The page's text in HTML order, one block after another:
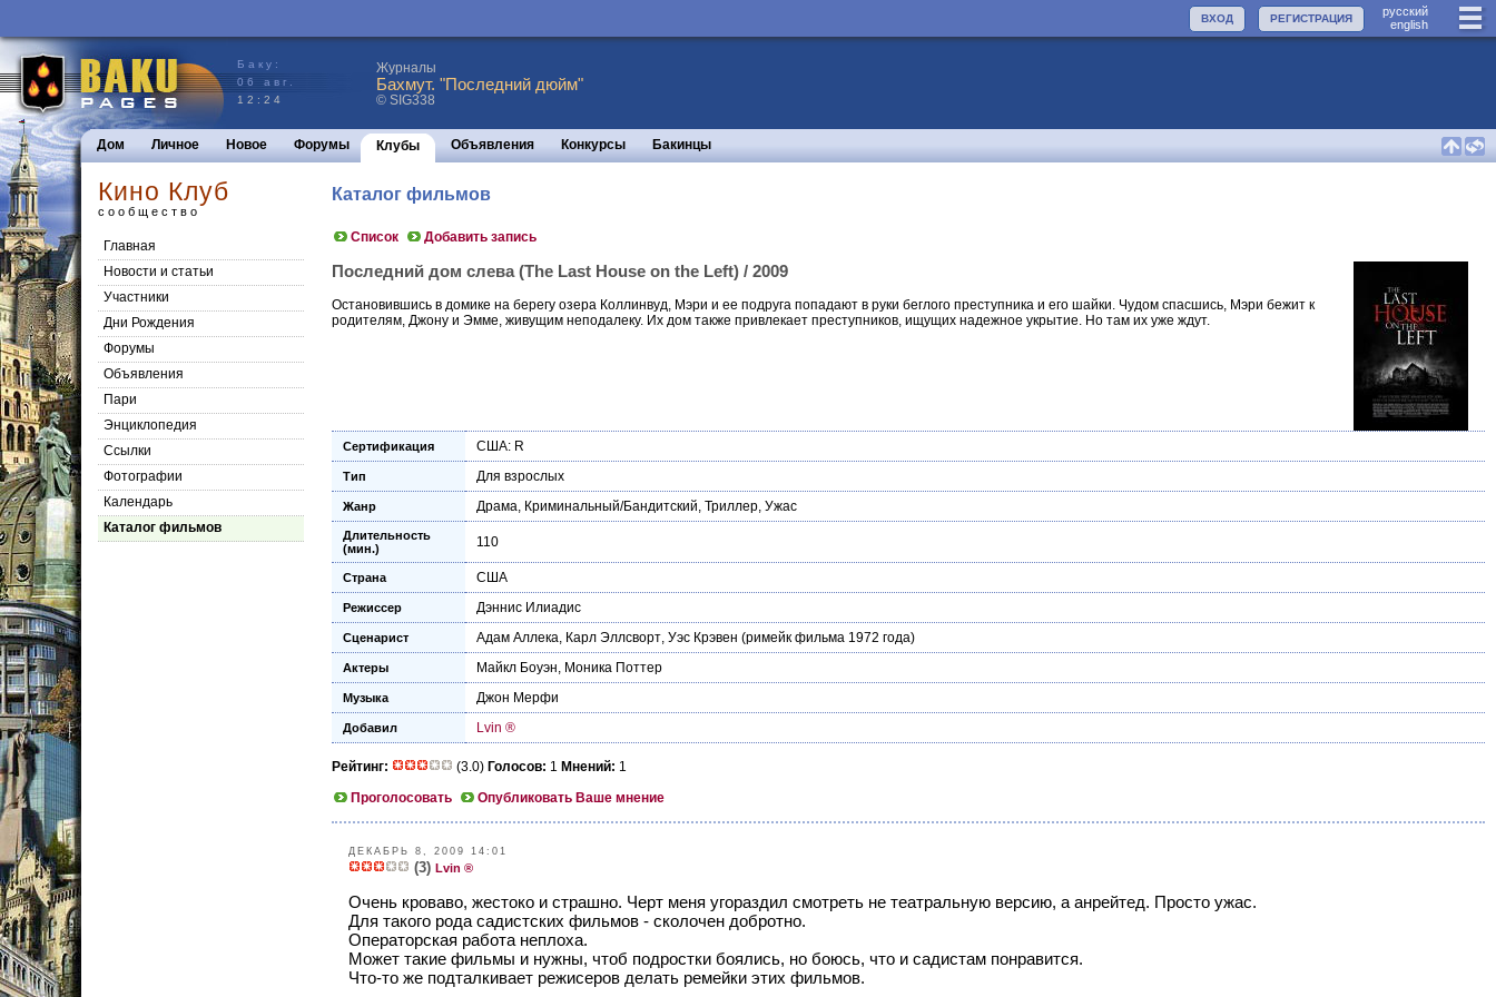
руccкий
english
РЕГИСТРАЦИЯ
ВХОД
Баку:
06 авг.
12:24
Журналы
Бахмут. "Последний дюйм"
© SIG338
Дом Личное Новое Форумы Клубы Объявления Конкурсы Бакинцы
Кино Клуб
сообщество
Главная
Новости и статьи
Участники
Дни Рождения
Форумы
Объявления
Пари
Энциклопедия
Cсылки
Фотографии
Календарь
Каталог фильмов
Каталог фильмов
Список Добавить запись
Последний дом слева (The Last House on the Left) / 2009
Остановившись в домике на берегу озера Коллинвуд, Мэри и ее подруга попадают в руки беглого преступника и его шайки. Чудом спасшись, Мэри бежит к
родителям, Джону и Эмме, живущим неподалеку. Их дом также привлекает преступников, ищущих надежное укрытие. Но там их уже ждут.
Сертификация США: R
Тип Для взрослых
Жанр Драма, Криминальный/Бандитский, Триллер, Ужас
Длительность
(мин.)
110
Страна США
Режиссер Дэннис Илиадис
Сценарист Адам Аллека, Карл Эллсворт, Уэс Крэвен (римейк фильма 1972 года)
Актеры Майкл Боуэн, Моника Поттер
Музыка Джон Мерфи
Добавил Lvin ®
Рейтинг: (3.0) Голосов: 1 Мнений: 1
Проголосовать
Опубликовать Ваше мнение
ДЕКАБРЬ 8, 2009 14:01
(3) Lvin ®
Очень кроваво, жестоко и страшно. Черт меня угораздил смотреть не театральную версию, а анрейтед. Просто ужас.
Для такого рода садистских фильмов - сколочен добротно.
Операторская работа неплоха.
Может такие фильмы и нужны, чтоб подростки боялись, но боюсь, что и садистам понравится.
Что-то же подталкивает режисеров делать ремейки этих фильмов.